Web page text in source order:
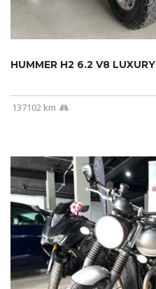
HUMMER H2 6.2 V8 LUXURY
137102 km